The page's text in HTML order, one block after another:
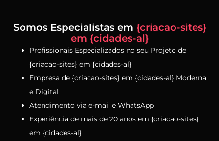
Somos Especialistas em {criacao-sites}
em {cidades-al}
Profissionais Especializados no seu Projeto de
{criacao-sites} em {cidades-al}
Empresa de {criacao-sites} em {cidades-al} Moderna
e Digital
Atendimento via e-mail e WhatsApp
Experiência de mais de 20 anos em {criacao-sites}
em {cidades-al}